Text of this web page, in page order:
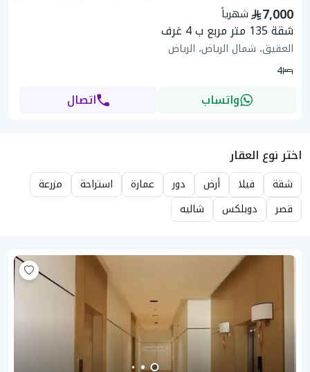
شهرياً 7,000
شقة 135 متر مربع ب 4 غرف
العقيق، شمال الرياض، الرياض
4
واتساب اتصال
اختر نوع العقار
شقة فيلا أرض دور عمارة استراحة
مزرعة
قصر
دوبلكس شاليه